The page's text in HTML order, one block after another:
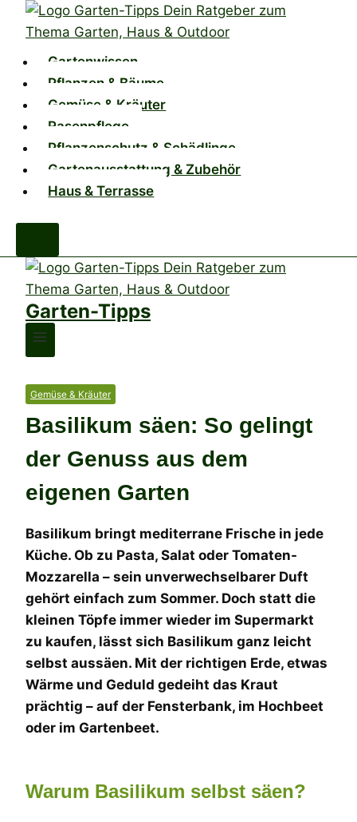
Zum
Inhalt
springen
Gartenwissen
Pflanzen & Bäume
Gemüse & Kräuter
Rasenpflege
Pflanzenschutz & Schädlinge
Gartenausstattung & Zubehör
Haus & Terrasse
Garten-Tipps
Gemüse & Kräuter
Basilikum säen: So gelingt
der Genuss aus dem
eigenen Garten
Basilikum bringt mediterrane Frische in jede
Küche. Ob zu Pasta, Salat oder Tomaten-
Mozzarella – sein unverwechselbarer Duft
gehört einfach zum Sommer. Doch statt die
kleinen Töpfe immer wieder im Supermarkt
zu kaufen, lässt sich Basilikum ganz leicht
selbst aussäen. Mit der richtigen Erde, etwas
Wärme und Geduld gedeiht das Kraut
prächtig – auf der Fensterbank, im Hochbeet
oder im Gartenbeet.
Warum Basilikum selbst säen?